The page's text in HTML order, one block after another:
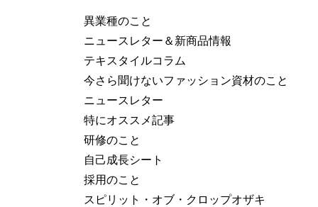
異業種のこと
ニュースレター＆新商品情報
テキスタイルコラム
今さら聞けないファッション資材のこと
ニュースレター
特にオススメ記事
研修のこと
自己成長シート
採用のこと
スピリット・オブ・クロップオザキ